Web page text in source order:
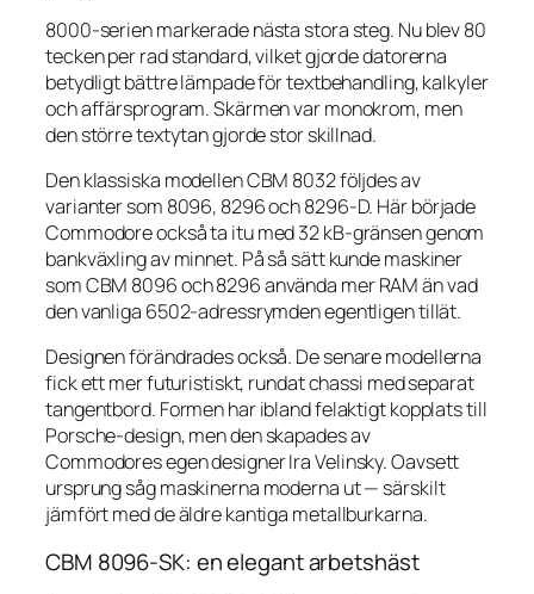
8000-serien markerade nästa stora steg. Nu blev 80
tecken per rad standard, vilket gjorde datorerna
betydligt bättre lämpade för textbehandling, kalkyler
och affärsprogram. Skärmen var monokrom, men
den större textytan gjorde stor skillnad.
Den klassiska modellen CBM 8032 följdes av
varianter som 8096, 8296 och 8296-D. Här började
Commodore också ta itu med 32 kB-gränsen genom
bankväxling av minnet. På så sätt kunde maskiner
som CBM 8096 och 8296 använda mer RAM än vad
den vanliga 6502-adressrymden egentligen tillät.
Designen förändrades också. De senare modellerna
fick ett mer futuristiskt, rundat chassi med separat
tangentbord. Formen har ibland felaktigt kopplats till
Porsche-design, men den skapades av
Commodores egen designer Ira Velinsky. Oavsett
ursprung såg maskinerna moderna ut — särskilt
jämfört med de äldre kantiga metallburkarna.
CBM 8096-SK: en elegant arbetshäst